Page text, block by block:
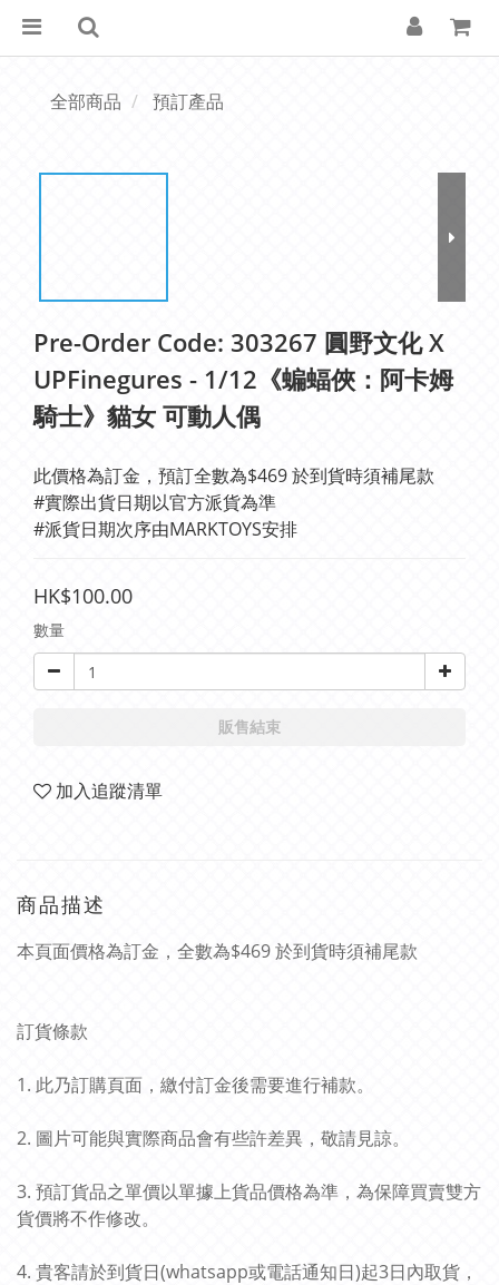
全部商品 預訂產品
Pre-Order Code: 303267 圓野文化 X
UPFinegures - 1/12《蝙蝠俠：阿卡姆
騎士》貓女 可動人偶
此價格為訂金，預訂全數為$469 於到貨時須補尾款
#實際出貨日期以官方派貨為準
#派貨日期次序由MARKTOYS安排
HK$100.00
數量
販售結束
加入追蹤清單
商品描述
本頁面價格為訂金，全數為$469 於到貨時須補尾款
訂貨條款
1. 此乃訂購頁面，繳付訂金後需要進行補款。
2. 圖片可能與實際商品會有些許差異，敬請見諒。
3. 預訂貨品之單價以單據上貨品價格為準，為保障買賣雙方
貨價將不作修改。
4. 貴客請於到貨日(whatsapp或電話通知日)起3日內取貨，